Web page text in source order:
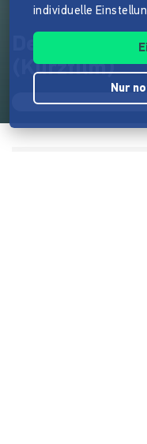
Der
(Kurzfilm)
individuelle
Nur